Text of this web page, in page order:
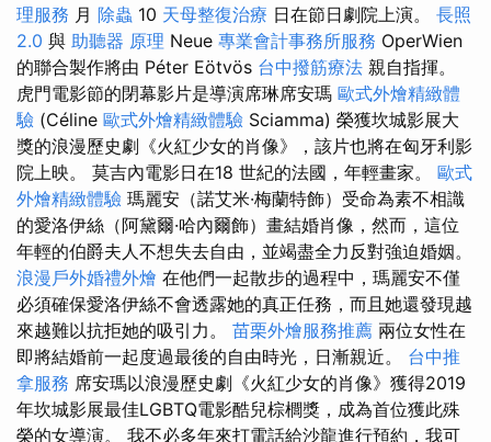
理服務 月 除蟲 10 天母整復治療 日在節日劇院上演。 長照
2.0 與 助聽器 原理 Neue 專業會計事務所服務 OperWien
的聯合製作將由 Péter Eötvös 台中撥筋療法 親自指揮。
虎門電影節的閉幕影片是導演席琳席安瑪 歐式外燴精緻體
驗 (Céline 歐式外燴精緻體驗 Sciamma) 榮獲坎城影展大
獎的浪漫歷史劇《火紅少女的肖像》，該片也將在匈牙利影
院上映。 莫吉內電影日在18 世紀的法國，年輕畫家。 歐式
外燴精緻體驗 瑪麗安（諾艾米·梅蘭特飾）受命為素不相識
的愛洛伊絲（阿黛爾·哈內爾飾）畫結婚肖像，然而，這位
年輕的伯爵夫人不想失去自由，並竭盡全力反對強迫婚姻。
浪漫戶外婚禮外燴 在他們一起散步的過程中，瑪麗安不僅
必須確保愛洛伊絲不會透露她的真正任務，而且她還發現越
來越難以抗拒她的吸引力。 苗栗外燴服務推薦 兩位女性在
即將結婚前一起度過最後的自由時光，日漸親近。 台中推
拿服務 席安瑪以浪漫歷史劇《火紅少女的肖像》獲得2019
年坎城影展最佳LGBTQ電影酷兒棕櫚獎，成為首位獲此殊
榮的女導演。 我不必多年來打電話給沙龍進行預約，我可